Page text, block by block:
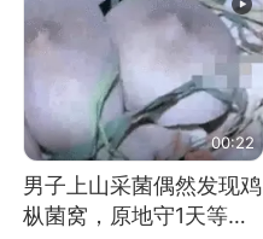
00:22
男子上山采菌偶然发现鸡
枞菌窝，原地守1天等它